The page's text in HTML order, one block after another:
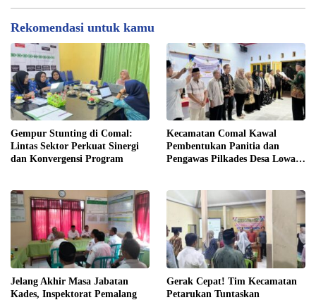
Rekomendasi untuk kamu
Gempur Stunting di Comal:
Lintas Sektor Perkuat Sinergi
dan Konvergensi Program
Kecamatan Comal Kawal
Pembentukan Panitia dan
Pengawas Pilkades Desa Lowa
Jelang Akhir Masa Jabatan
Kades, Inspektorat Pemalang
Gerak Cepat! Tim Kecamatan
Petarukan Tuntaskan